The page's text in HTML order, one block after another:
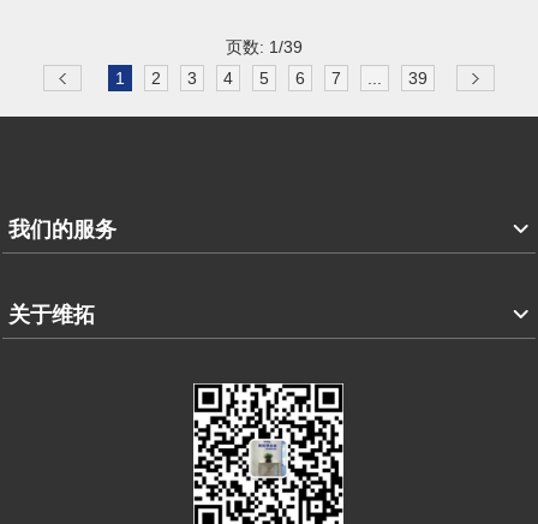
页数: 1/39
1
2 3 4 5 6 7 39
我们的服务
关于维拓